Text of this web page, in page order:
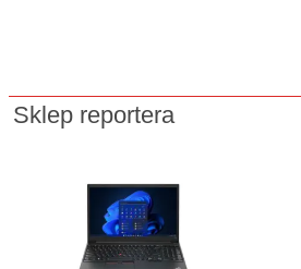
Sklep reportera